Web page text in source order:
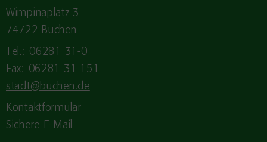
Wimpinaplatz 3
74722 Buchen
Tel.: 06281 31-0
Fax: 06281 31-151
stadt@buchen.de
Kontaktformular
Sichere E-Mail